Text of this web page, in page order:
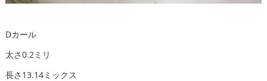
Dカール
太さ0.2ミリ
長さ13.14ミックス